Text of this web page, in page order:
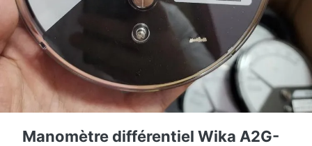
Manomètre différentiel Wika A2G-